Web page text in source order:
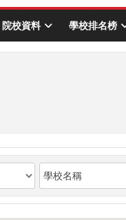
院校資料 學校排名榜